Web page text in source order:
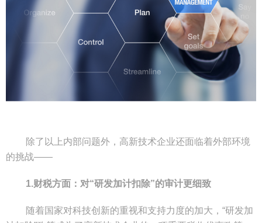
除了以上内部问题外，高新技术企业还面临着外部环境
的挑战——
1.财税方面：对“研发加计扣除”的审计更细致
随着国家对科技创新的重视和支持力度的加大，“研发加